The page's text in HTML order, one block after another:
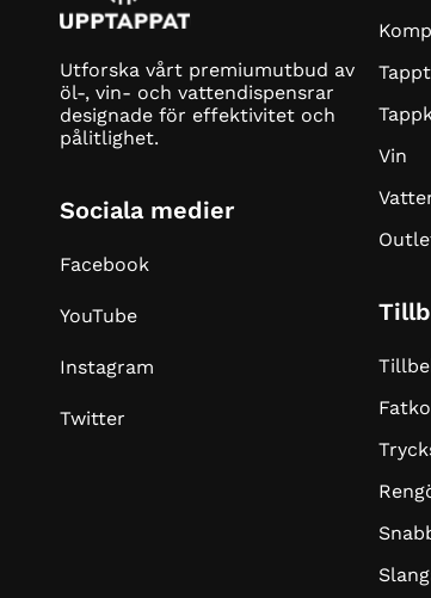
Utforska vårt premiumutbud av
öl-, vin- och vattendispensrar
designade för effektivitet och
pålitlighet.
Sociala medier
Facebook
YouTube
Instagram
Twitter
Vin